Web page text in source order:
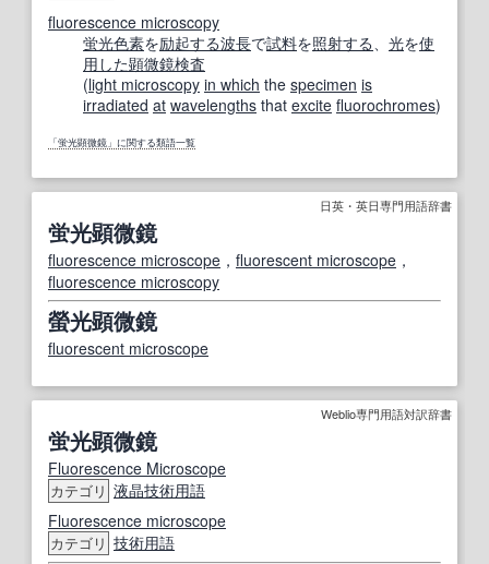
fluorescence microscopy
蛍光色素を励起する波長で試料を照射する 光を使
用した顕微鏡検査
(light microscopy in which the specimen is
irradiated at wavelengths that excite fluorochromes)
「蛍光顕微鏡」に関する類語一覧
日英・英日専門用語辞書
蛍光顕微鏡
fluorescence microscope ， fluorescent microscope ，
fluorescence microscopy
螢光顕微鏡
fluorescent microscope
Weblio専門用語対訳辞書
蛍光顕微鏡
Fluorescence Microscope
カテゴリ 液晶技術用語
Fluorescence microscope
カテゴリ 技術用語